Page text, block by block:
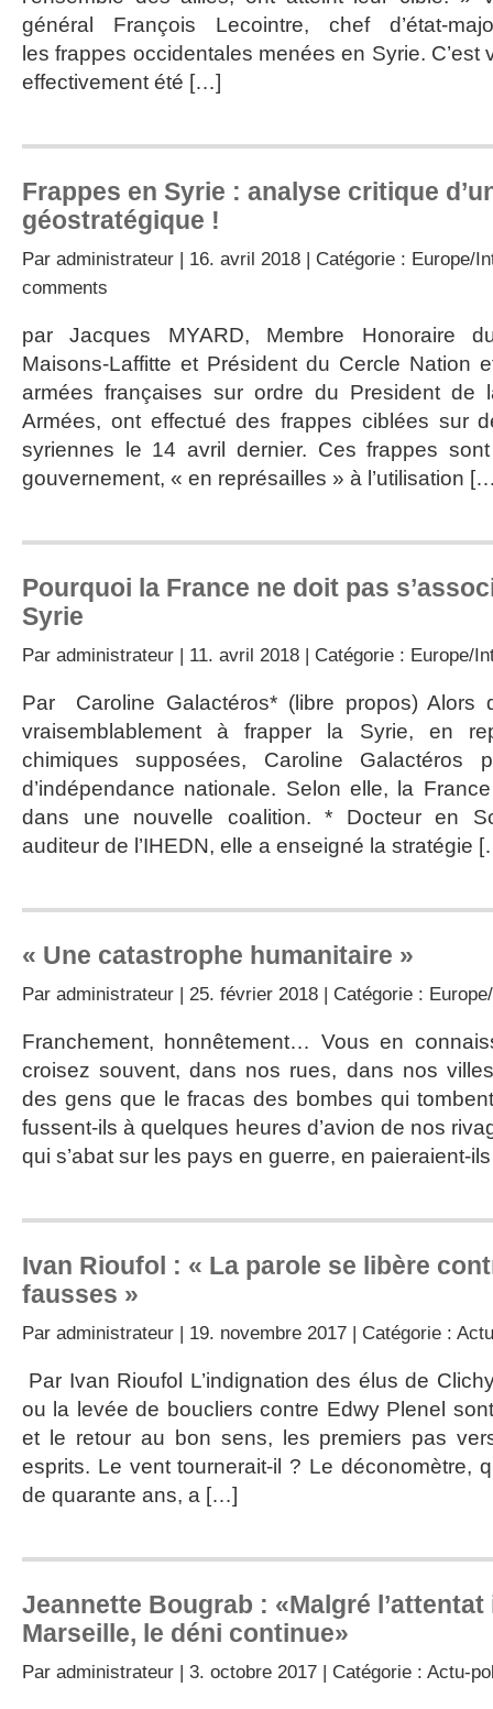
général François Lecointre, chef d’état-
les frappes occidentales menées en Syrie.
effectivement été […]
Frappes en Syrie : analyse critique
géostratégique !
Par administrateur | 16. avril 2018 | Catégorie : Europe/
comments
par Jacques MYARD, Membre Honoraire
Maisons-Laffitte et Président du Cercle Nation
armées françaises sur ordre du President de
Armées, ont effectué des frappes ciblées sur
syriennes le 14 avril dernier. Ces frappes
gouvernement, « en représailles » à l’utilisation
Pourquoi la France ne doit pas
Syrie
Par administrateur | 11. avril 2018 | Catégorie : Europe/
Par Caroline Galactéros* (libre propos) Alors
vraisemblablement à frapper la Syrie, en
chimiques supposées, Caroline Galactéros
d’indépendance nationale. Selon elle, la
dans une nouvelle coalition. * Docteur en
auditeur de l’IHEDN, elle a enseigné la stratégie
« Une catastrophe humanitaire »
Par administrateur | 25. février 2018 | Catégorie :
Franchement, honnêtement… Vous en
croisez souvent, dans nos rues, dans nos
des gens que le fracas des bombes qui
fussent-ils à quelques heures d’avion de nos
qui s’abat sur les pays en guerre, en paieraient-
Ivan Rioufol : « La parole se libère
fausses »
Par administrateur | 19. novembre 2017 | Catégorie :
Par Ivan Rioufol L’indignation des élus de
ou la levée de boucliers contre Edwy Plenel
et le retour au bon sens, les premiers pas
esprits. Le vent tournerait-il ? Le déconomètre,
de quarante ans, a […]
Jeannette Bougrab : «Malgré
Marseille, le déni continue»
Par administrateur | 3. octobre 2017 | Catégorie : Actu-